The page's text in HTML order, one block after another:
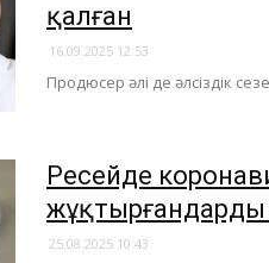
қалған
16.09.2025 12:53
​Продюсер әлі де әлсіздік
Ресейде
25.08.2025 10:43